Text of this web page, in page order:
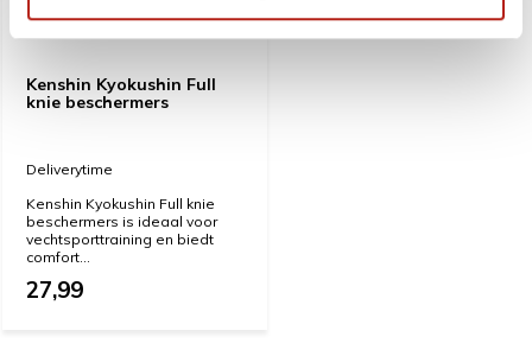
Kenshin Kyokushin Full
knie beschermers
Deliverytime
Kenshin Kyokushin Full knie
beschermers is ideaal voor
vechtsporttraining en biedt
comfort...
27,99